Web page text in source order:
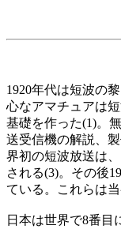
1920年代は短波の
心なアマチュアは
基礎を作った(1)。
送受信機の解説、
界初の短波放送は
される(3)。その後
ている。これらは
日本は世界で8番目